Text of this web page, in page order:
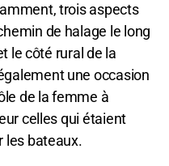
trois aspects
de halage le long
le côté rural de la
une occasion
de la femme à
celles qui étaient
les bateaux.